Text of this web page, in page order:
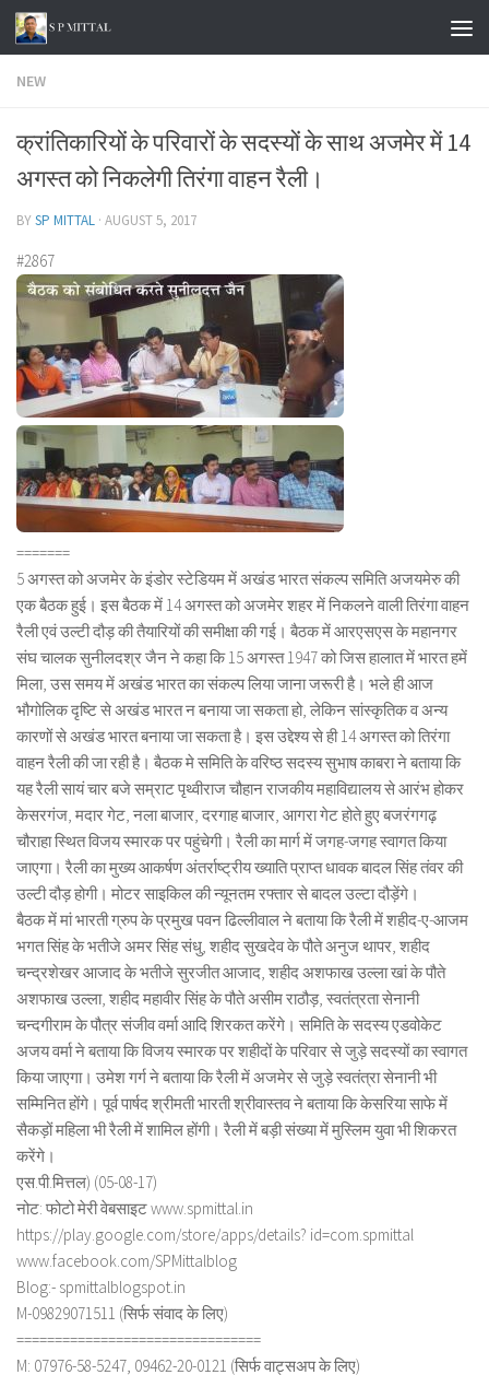
Skip to content
NEW
क्रांतिकारियों के परिवारों के सदस्यों के साथ अजमेर में 14
अगस्त को निकलेगी तिरंगा वाहन रैली।
BYSP MITTAL · AUGUST 5, 2017
#2867
=======
5 अगस्त को अजमेर के इंडोर स्टेडियम में अखंड भारत संकल्प समिति अजयमेरु की
एक बैठक हुई। इस बैठक में 14 अगस्त को अजमेर शहर में निकलने वाली तिरंगा वाहन
रैली एवं उल्टी दौड़ की तैयारियों की समीक्षा की गई। बैठक में आरएसएस के महानगर
संघ चालक सुनीलदश्र जैन ने कहा कि 15 अगस्त 1947 को जिस हालात में भारत हमें
मिला, उस समय में अखंड भारत का संकल्प लिया जाना जरूरी है। भले ही आज
भौगोलिक दृष्टि से अखंड भारत न बनाया जा सकता हो, लेकिन सांस्कृतिक व अन्य
कारणों से अखंड भारत बनाया जा सकता है। इस उद्देश्य से ही 14 अगस्त को तिरंगा
वाहन रैली की जा रही है। बैठक मे समिति के वरिष्ठ सदस्य सुभाष काबरा ने बताया कि
यह रैली सायं चार बजे सम्राट पृथ्वीराज चौहान राजकीय महाविद्यालय से आरंभ होकर
केसरगंज, मदार गेट, नला बाजार, दरगाह बाजार, आगरा गेट होते हुए बजरंगगढ़
चौराहा स्थित विजय स्मारक पर पहुंचेगी। रैली का मार्ग में जगह-जगह स्वागत किया
जाएगा। रैली का मुख्य आकर्षण अंतर्राष्ट्रीय ख्याति प्राप्त धावक बादल सिंह तंवर की
उल्टी दौड़ होगी। मोटर साइकिल की न्यूनतम रफ्तार से बादल उल्टा दौड़ेंगे।
बैठक में मां भारती ग्रुप के प्रमुख पवन ढिल्लीवाल ने बताया कि रैली में शहीद-ए-आजम
भगत सिंह के भतीजे अमर सिंह संधु, शहीद सुखदेव के पौते अनुज थापर, शहीद
चन्द्रशेखर आजाद के भतीजे सुरजीत आजाद, शहीद अशफाख उल्ला खां के पौते
अशफाख उल्ला, शहीद महावीर सिंह के पौते असीम राठौड़, स्वतंत्रता सेनानी
चन्दगीराम के पौत्र संजीव वर्मा आदि शिरकत करेंगे। समिति के सदस्य एडवोकेट
अजय वर्मा ने बताया कि विजय स्मारक पर शहीदों के परिवार से जुड़े सदस्यों का स्वागत
किया जाएगा। उमेश गर्ग ने बताया कि रैली में अजमेर से जुड़े स्वतंत्रा सेनानी भी
सम्मिनित होंगे। पूर्व पार्षद श्रीमती भारती श्रीवास्तव ने बताया कि केसरिया साफे में
सैकड़ों महिला भी रैली में शामिल होंगी। रैली में बड़ी संख्या में मुस्लिम युवा भी शिकरत
करेंगे।
एस.पी.मित्तल) (05-08-17)
नोट: फोटो मेरी वेबसाइट www.spmittal.in
https://play.google.com/store/apps/details? id=com.spmittal
www.facebook.com/SPMittalblog
Blog:- spmittalblogspot.in
M-09829071511 (सिर्फ संवाद के लिए)
================================
M: 07976-58-5247, 09462-20-0121 (सिर्फ वाट्सअप के लिए)